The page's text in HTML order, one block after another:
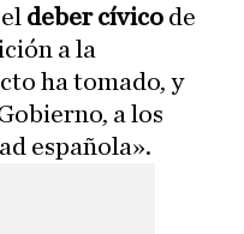
deber cívico de
a la
ha tomado, y
a los
española».